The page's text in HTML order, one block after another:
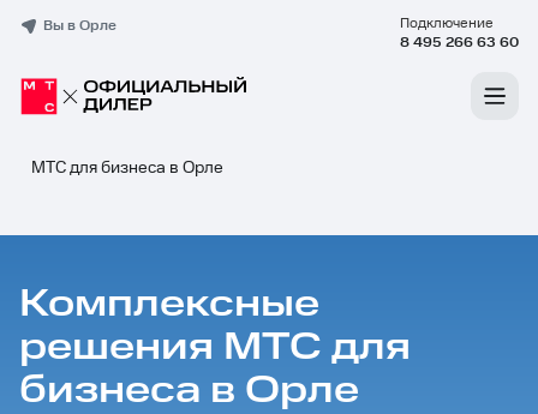
Вы в Орле
Подключение
8 495 266 63 60
МТС для бизнеса в Орле
Комплексные
решения МТС для
бизнеса в Орле